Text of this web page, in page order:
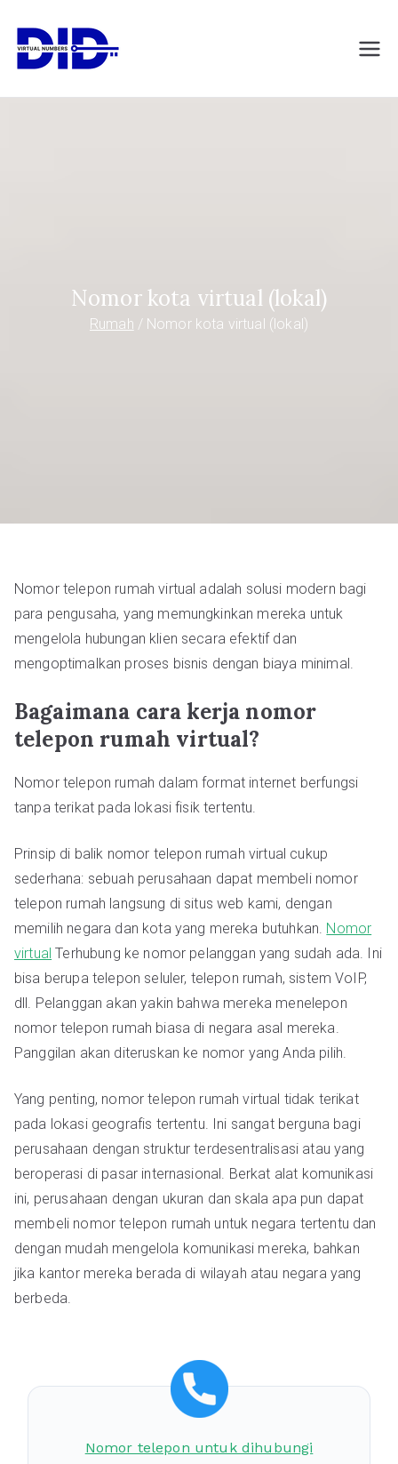
konten
DIDVirtualNumb
Nomor kota virtual (lokal)
Rumah Nomor kota virtual (lokal)
Nomor telepon rumah virtual adalah solusi modern bagi
para pengusaha, yang memungkinkan mereka untuk
mengelola hubungan klien secara efektif dan
mengoptimalkan proses bisnis dengan biaya minimal.
Bagaimana cara kerja nomor
telepon rumah virtual?
Nomor telepon rumah dalam format internet berfungsi
tanpa terikat pada lokasi fisik tertentu.
Prinsip di balik nomor telepon rumah virtual cukup
sederhana: sebuah perusahaan dapat membeli nomor
telepon rumah langsung di situs web kami, dengan
memilih negara dan kota yang mereka butuhkan. Nomor
virtual Terhubung ke nomor pelanggan yang sudah ada. Ini
bisa berupa telepon seluler, telepon rumah, sistem VoIP,
dll. Pelanggan akan yakin bahwa mereka menelepon
nomor telepon rumah biasa di negara asal mereka.
Panggilan akan diteruskan ke nomor yang Anda pilih.
Yang penting, nomor telepon rumah virtual tidak terikat
pada lokasi geografis tertentu. Ini sangat berguna bagi
perusahaan dengan struktur terdesentralisasi atau yang
beroperasi di pasar internasional. Berkat alat komunikasi
ini, perusahaan dengan ukuran dan skala apa pun dapat
membeli nomor telepon rumah untuk negara tertentu dan
dengan mudah mengelola komunikasi mereka, bahkan
jika kantor mereka berada di wilayah atau negara yang
berbeda.
Nomor telepon untuk dihubungi